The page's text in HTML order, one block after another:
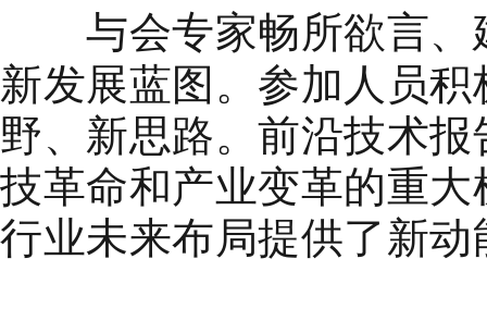
与会专家畅所欲言
新发展蓝图。参加人员
野、新思路。前沿技术
技革命和产业变革的重
行业未来布局提供了新动